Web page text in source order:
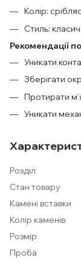
Колір:
Стиль:
Рекомендації
Уникати
Зберігати
Протирати
Уникати
Розділ
Стан товару
Камені вставки
Колір каменів
Розмір
Проба